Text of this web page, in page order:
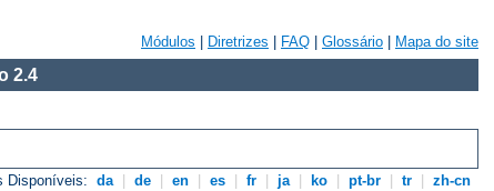
Módulos Diretrizes FAQ Glossário Mapa do site
2.4
Disponíveis: da de en es fr ja ko pt-br tr zh-cn